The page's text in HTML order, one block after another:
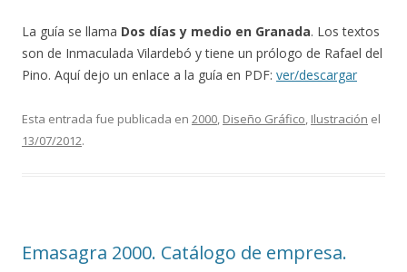
La guía se llama Dos días y medio en Granada. Los textos
son de Inmaculada Vilardebó y tiene un prólogo de Rafael del
Pino. Aquí dejo un enlace a la guía en PDF: ver/descargar
Esta entrada fue publicada en 2000, Diseño Gráfico, Ilustración el
13/07/2012.
Emasagra 2000. Catálogo de empresa.